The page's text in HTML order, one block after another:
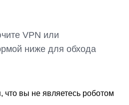
VPN или
ниже для обхода
что вы не являетесь роботом